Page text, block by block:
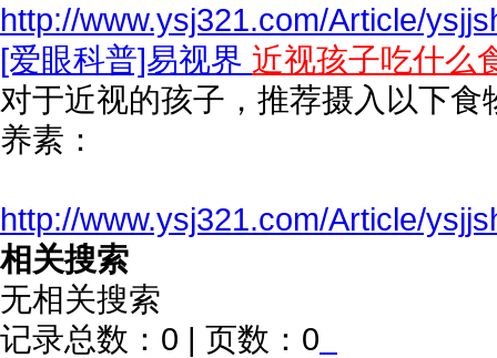
http://www.ysj321.com/Article/
[爱眼科普]易视界 近视孩子吃什么
对于近视的孩子，推荐摄入以下
养素：
http://www.ysj321.com/Article/
相关搜索
无相关搜索
记录总数：0 | 页数：0